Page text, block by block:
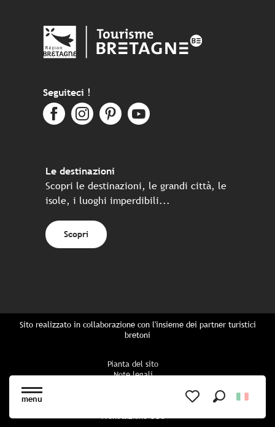
menu
Seguiteci !
Le destinazioni
Scopri le destinazioni, le grandi città, le
isole, i luoghi imperdibili...
Scopri
Sito realizzato in collaborazione con l'insieme dei partner turistici
bretoni
Pianta del sito
Note legali